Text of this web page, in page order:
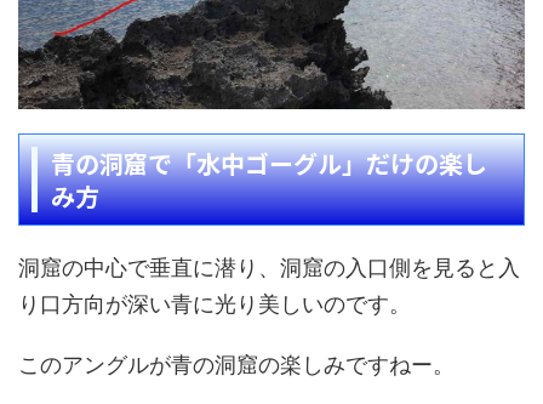
青の洞窟で「水中ゴーグル」だけの楽し
み方
洞窟の中心で垂直に潜り、洞窟の入口側を見ると入
り口方向が深い青に光り美しいのです。
このアングルが青の洞窟の楽しみですねー。